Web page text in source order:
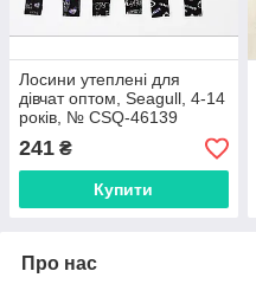
Лосини утеплені для
дівчат оптом, Seagull, 4-14
років, № CSQ-46139
241 ₴
Купити
Про нас